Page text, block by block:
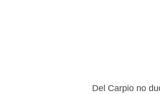
Del Carpio no